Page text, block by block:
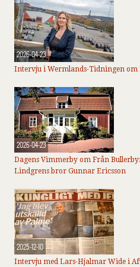
2026-04-23
Intervju i Wermlands-Tidningen om
2026-04-23
Dagens Vimmerby om Från
Lindgrens bror Gunnar Ericsson
2025-12-10
Intervju med Lars-Hjalmar Wide i